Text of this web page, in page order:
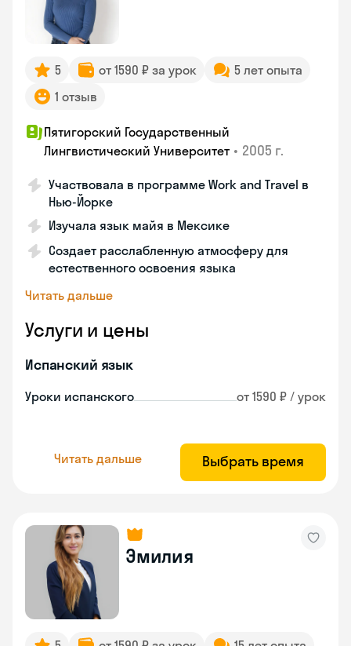
5 от 1590 ₽ за урок
5 лет опыта
1 отзыв
Пятигорский Государственный
Лингвистический Университет • 2005 г.
Участвовала в программе Work and Travel в
Нью-Йорке
Изучала язык майя в Мексике
Создает расслабленную атмосферу для
естественного освоения языка
Читать дальше
Услуги и цены
Испанский язык
Уроки испанского от 1590 ₽ / урок
Читать дальше Выбрать время
Эмилия